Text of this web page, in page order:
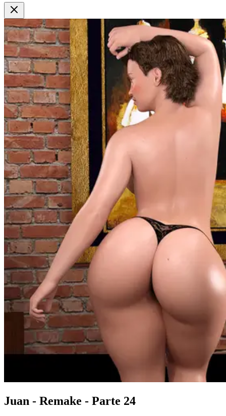
Juan - Remake - Parte 24